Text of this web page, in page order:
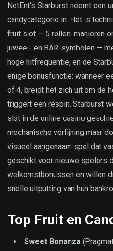
NetEnt’s Starburst neemt een
candycategorie in. Het is
fruit slot — 5 rollen, manieren
juweel- en BAR-symbolen —
hoge hitfrequentie, en de
enige bonusfunctie: wanneer
of 4, breidt het zich uit om de
triggert een respin. Starburst
slot in de online casino
mechanische verfijning maar
visueel aangenaam spel dat
geschikt voor nieuwe spelers
welkomstbonussen en willen
snelle uitputting van hun
Top Fruit en
Sweet Bonanza